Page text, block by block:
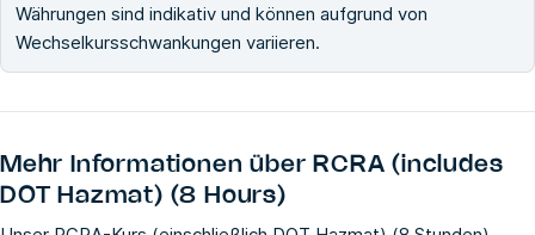
Währungen sind indikativ und können aufgrund von
Wechselkursschwankungen variieren.
Mehr Informationen über RCRA (includes
DOT Hazmat) (8 Hours)